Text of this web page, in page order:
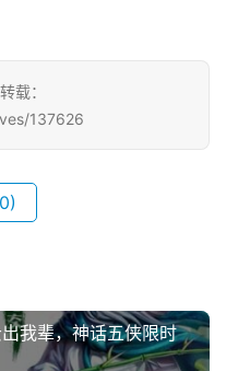
载：
137626
我辈，神话五侠限时